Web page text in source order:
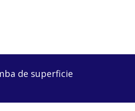
de superficie